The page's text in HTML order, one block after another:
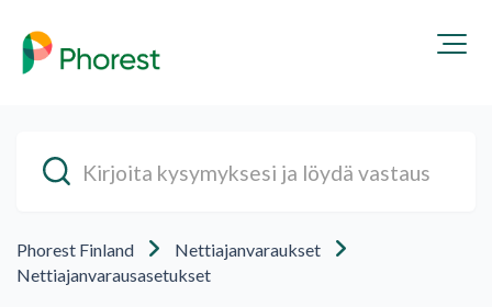
Phorest Finland
Nettiajanvaraukset
Nettiajanvarausasetukset